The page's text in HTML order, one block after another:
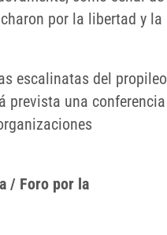
por la libertad y la
escalinatas del propileo
prevista una conferencia
/ Foro por la